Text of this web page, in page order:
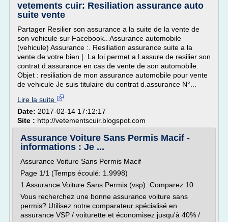
vetements cuir: Resiliation assurance auto
suite vente
Partager Resilier son assurance a la suite de la vente de
son vehicule sur Facebook.. Assurance automobile
(vehicule) Assurance :. Resiliation assurance suite a la
vente de votre bien |. La loi permet a l.assure de resilier son
contrat d.assurance en cas de vente de son automobile.
Objet : resiliation de mon assurance automobile pour vente
de vehicule Je suis titulaire du contrat d.assurance N°...
Lire la suite
Date: 2017-02-14 17:12:17
Site : http://vetementscuir.blogspot.com
Assurance Voiture Sans Permis Macif -
informations : Je ...
Assurance Voiture Sans Permis Macif
Page 1/1 (Temps écoulé: 1.9998)
1 Assurance Voiture Sans Permis (vsp): Comparez 10 ...
Vous recherchez une bonne assurance voiture sans
permis? Utilisez notre comparateur spécialisé en
assurance VSP / voiturette et économisez jusqu'à 40% /